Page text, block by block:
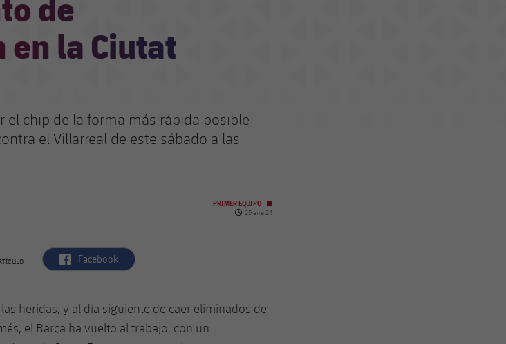
la Ciutat
el chip de la forma más rápida posible
el Villarreal de este sábado a las
PRIMER EQUIPO
Fecha de publicación
25 ene 24
label.aria.facebook
Facebook
heridas, y al día siguiente de caer eliminados de
el Barça ha vuelto al trabajo, con un